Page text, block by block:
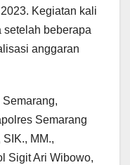
Kegiatan kali
setelah beberapa
anggaran
Semarang
MM.,
Sigit Ari Wibowo,